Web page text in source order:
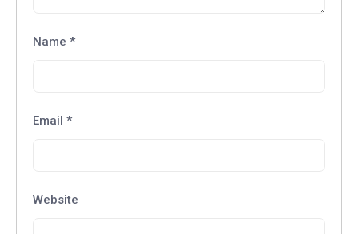
Name *
Email *
Website